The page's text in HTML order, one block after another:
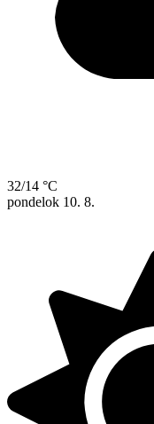
32/14 °C
pondelok 10. 8.